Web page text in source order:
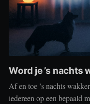
Word je ’s nachts
Af en toe ’s nachts
iedereen op een bepaald